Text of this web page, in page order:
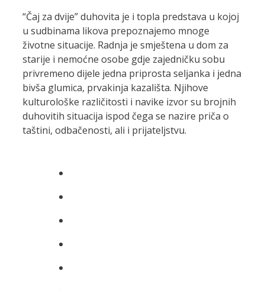
“Čaj za dvije” duhovita je i topla predstava u kojoj
u sudbinama likova prepoznajemo mnoge
životne situacije. Radnja je smještena u dom za
starije i nemoćne osobe gdje zajedničku sobu
privremeno dijele jedna priprosta seljanka i jedna
bivša glumica, prvakinja kazališta. Njihove
kulturološke različitosti i navike izvor su brojnih
duhovitih situacija ispod čega se nazire priča o
taštini, odbačenosti, ali i prijateljstvu.